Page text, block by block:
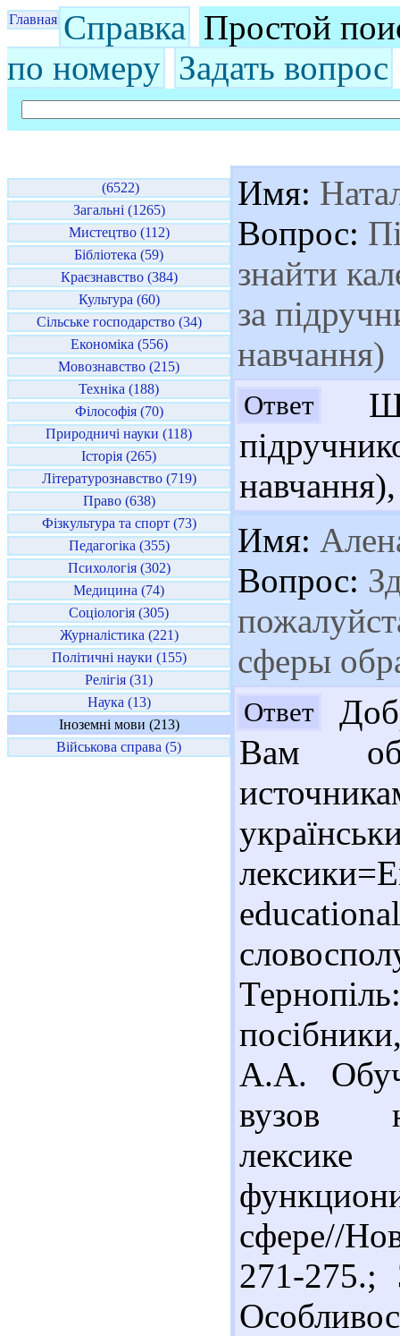
Главная Справка Простой
по номеру Задать вопрос
(6522)
Загальні (1265)
Мистецтво (112)
Бібліотека (59)
Краєзнавство (384)
Культура (60)
Сільське господарство (34)
Економіка (556)
Мовознавство (215)
Техніка (188)
Філософія (70)
Природничі науки (118)
Історія (265)
Літературознавство (719)
Право (638)
Фізкультура та спорт (73)
Педагогіка (355)
Психологія (302)
Медицина (74)
Соціологія (305)
Журналістика (221)
Політичні науки (155)
Релігія (31)
Наука (13)
Іноземні мови (213)
Військова справа (5)
Имя:
Вопрос:
знайти
за
навчання)
Ответ
Имя:
Вопрос:
сферы
Ответ
Вам
А.А.
вузов
сфере//
271-